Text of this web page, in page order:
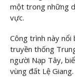
một trong những
vực.
Công trình này
truyền thống
người Nạp Tây,
vùng đất Lệ Giang.